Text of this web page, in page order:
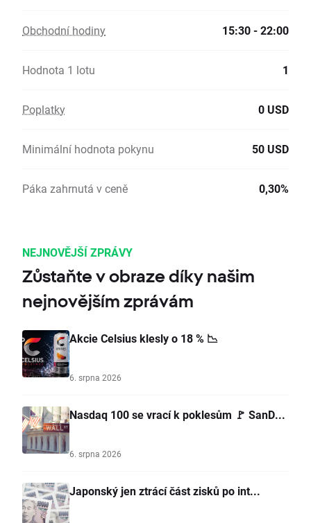
Obchodní hodiny 15:30 - 22:00
Hodnota 1 lotu 1
Poplatky 0 USD
Minimální hodnota pokynu 50 USD
Páka zahrnutá v ceně 0,30%
NEJNOVĚJŠÍ ZPRÁVY
Zůstaňte v obraze díky našim
nejnovějším zprávám
Akcie Celsius klesly o 18 % 📉
6. srpna 2026
Nasdaq 100 se vrací k poklesům 🚩 SanD...
6. srpna 2026
Japonský jen ztrácí část zisků po int...